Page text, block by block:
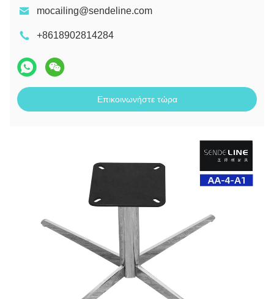
mocailing@sendeline.com
+8618902814284
Επικοινωνήστε τώρα